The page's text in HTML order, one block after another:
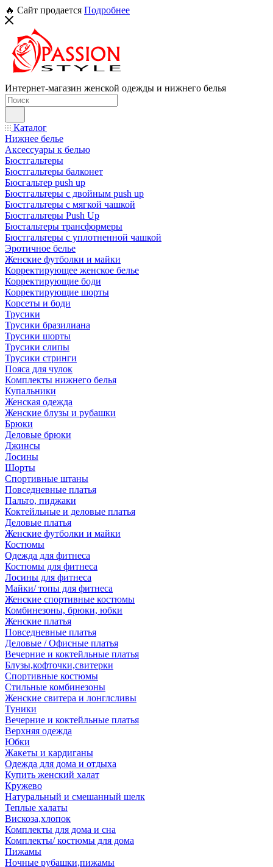
🔥 Сайт продается Подробнее
Интернет-магазин женской одежды и нижнего белья
Каталог
Нижнее белье
Аксессуары к белью
Бюстгальтеры
Бюстгальтеры балконет
Бюсгальтер push up
Бюстгальтеры с двойным push up
Бюстгальтеры с мягкой чашкой
Бюстгальтеры Push Up
Бюстальтеры трансформеры
Бюстгальтеры с уплотненной чашкой
Эротичное белье
Женские футболки и майки
Корректирующее женское белье
Корректирующие боди
Корректирующие шорты
Корсеты и боди
Трусики
Трусики бразилиана
Трусики шорты
Трусики слипы
Трусики стринги
Пояса для чулок
Комплекты нижнего белья
Купальники
Женская одежда
Женские блузы и рубашки
Брюки
Деловые брюки
Джинсы
Лосины
Шорты
Спортивные штаны
Повседневные платья
Пальто, пиджаки
Коктейльные и деловые платья
Деловые платья
Женские футболки и майки
Костюмы
Одежда для фитнеса
Костюмы для фитнеса
Лосины для фитнеса
Майки/ топы для фитнеса
Женские спортивные костюмы
Комбинезоны, брюки, юбки
Женские платья
Повседневные платья
Деловые / Офисные платья
Вечерние и коктейльные платья
Блузы,кофточки,свитерки
Спортивные костюмы
Стильные комбинезоны
Женские свитера и лонглсливы
Туники
Вечерние и коктейльные платья
Верхняя одежда
Юбки
Жакеты и кардиганы
Одежда для дома и отдыха
Купить женский халат
Кружево
Натуральный и смешанный шелк
Теплые халаты
Вискоза,хлопок
Комплекты для дома и сна
Комплекты/ костюмы для дома
Пижамы
Ночные рубашки,пижамы